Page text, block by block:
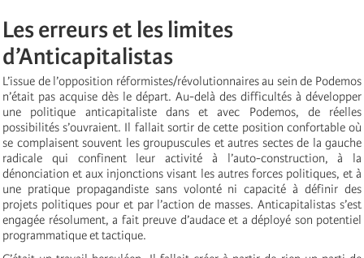
Les erreurs et les limites
d’Anticapitalistas
L’issue de l’opposition réformistes/révolutionnaires au sein de Podemos
n’était pas acquise dès le départ. Au-delà des difficultés à développer
une politique anticapitaliste dans et avec Podemos, de réelles
possibilités s’ouvraient. Il fallait sortir de cette position confortable où
se complaisent souvent les groupuscules et autres sectes de la gauche
radicale qui confinent leur activité à l’auto-construction, à la
dénonciation et aux injonctions visant les autres forces politiques, et à
une pratique propagandiste sans volonté ni capacité à définir des
projets politiques pour et par l’action de masses. Anticapitalistas s’est
engagée résolument, a fait preuve d’audace et a déployé son potentiel
programmatique et tactique.